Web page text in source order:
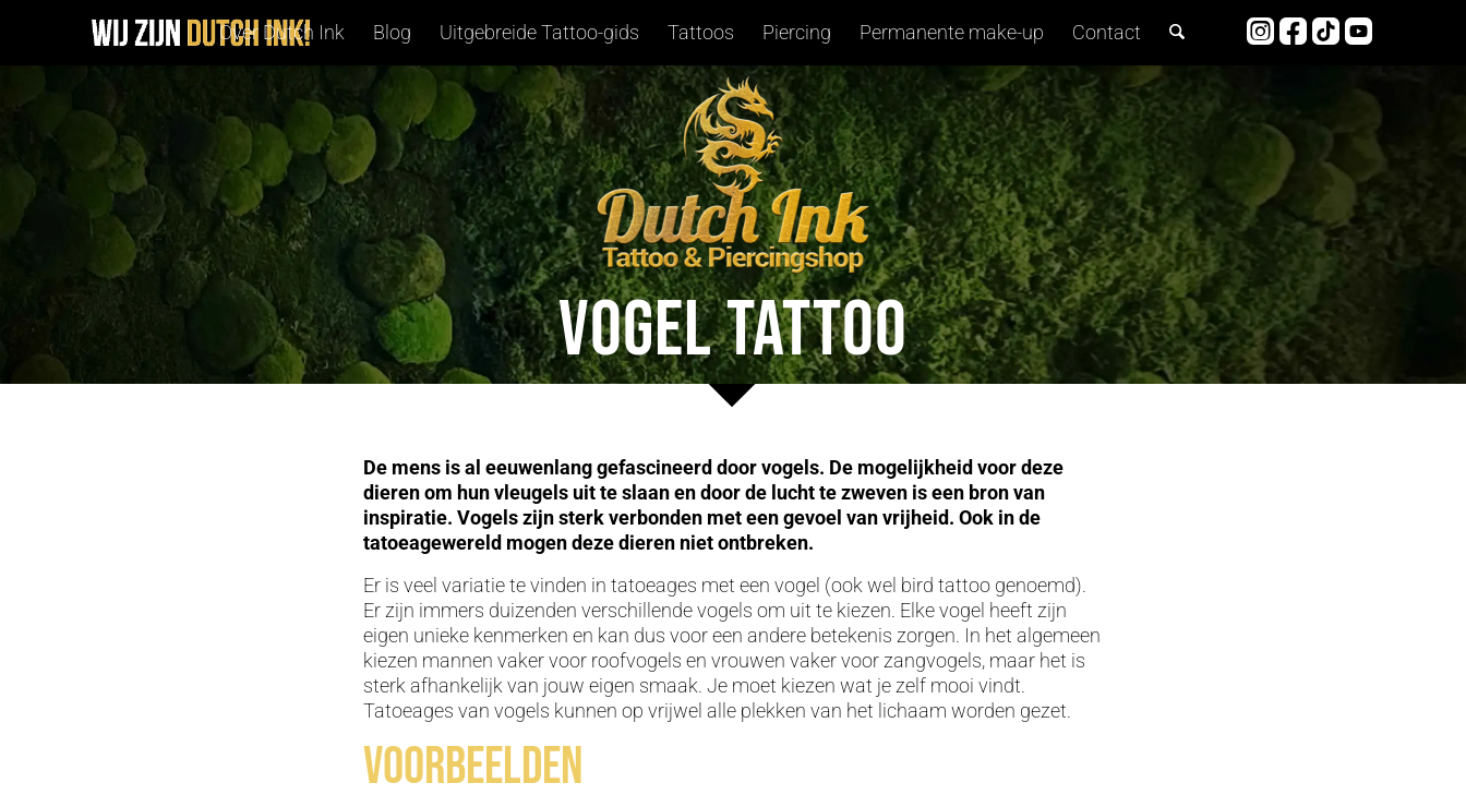
Over Dutch Ink Blog Uitgebreide Tattoo-gids Tattoos Piercing Permanente make-up Contact
VOGEL TATTOO
De mens is al eeuwenlang gefascineerd door vogels. De mogelijkheid voor deze
dieren om hun vleugels uit te slaan en door de lucht te zweven is een bron van
inspiratie. Vogels zijn sterk verbonden met een gevoel van vrijheid. Ook in de
tatoeagewereld mogen deze dieren niet ontbreken.
Er is veel variatie te vinden in tatoeages met een vogel (ook wel bird tattoo genoemd).
Er zijn immers duizenden verschillende vogels om uit te kiezen. Elke vogel heeft zijn
eigen unieke kenmerken en kan dus voor een andere betekenis zorgen. In het algemeen
kiezen mannen vaker voor roofvogels en vrouwen vaker voor zangvogels, maar het is
sterk afhankelijk van jouw eigen smaak. Je moet kiezen wat je zelf mooi vindt.
Tatoeages van vogels kunnen op vrijwel alle plekken van het lichaam worden gezet.
Voorbeelden